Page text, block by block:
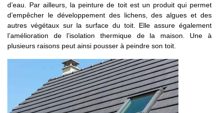
d’eau. Par ailleurs, la peinture de toit est un produit qui permet
d’empêcher le développement des lichens, des algues et des
autres végétaux sur la surface du toit. Elle assure également
l’amélioration de l’isolation thermique de la maison. Une à
plusieurs raisons peut ainsi pousser à peindre son toit.